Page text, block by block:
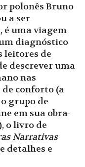
polonês Bruno
a ser
é uma viagem
diagnóstico
leitores de
descrever uma
nas
de conforto (a
grupo de
em sua obra-
o livro de
Narrativas
detalhes e